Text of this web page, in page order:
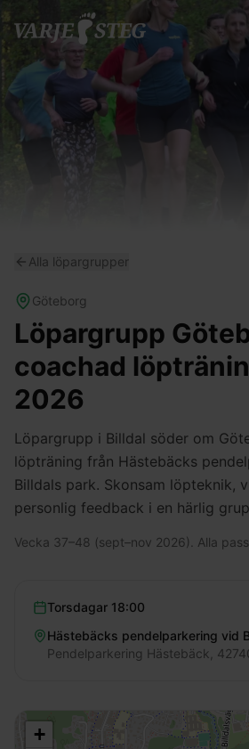
Alla löpargrupper
Göteborg
Löpargrupp
coachad
2026
Löpargrupp i Billdal söder om
löpträning från Hästebäcks
Billdals park. Skonsam löpteknik,
personlig feedback i en härlig
Vecka 37–48 (sept–nov 2026). Alla
Torsdagar 18:00
Hästebäcks pendelparkering vid
Pendelparkering Hästebäck,
+